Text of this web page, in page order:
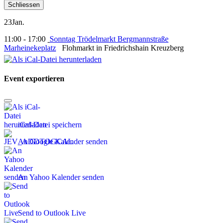
Schliessen
23Jan.
11:00 - 17:00 Sonntag Trödelmarkt Bergmannstraße
Marheinekeplatz Flohmarkt in Friedrichshain Kreuzberg
Event exportieren
iCal-Datei speichern
An Google Kalender senden
An Yahoo Kalender senden
Send to Outlook Live